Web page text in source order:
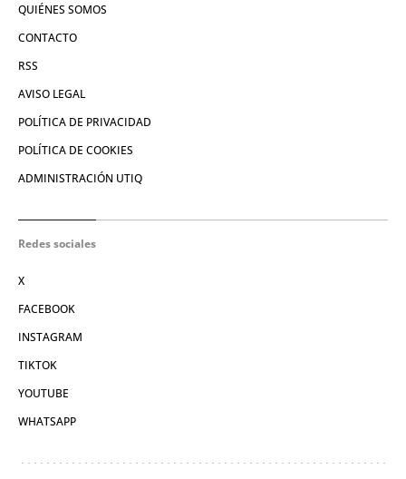
QUIÉNES SOMOS
CONTACTO
RSS
AVISO LEGAL
POLÍTICA DE PRIVACIDAD
POLÍTICA DE COOKIES
ADMINISTRACIÓN UTIQ
Redes sociales
X
FACEBOOK
INSTAGRAM
TIKTOK
YOUTUBE
WHATSAPP